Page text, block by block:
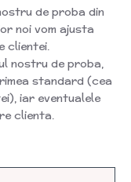
de proba din
noi vom ajusta
clientei.
nostru de proba,
standard (cea
iar eventualele
clienta.